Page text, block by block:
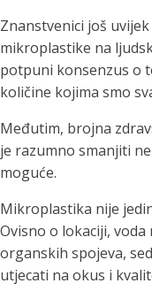
Znanstvenici još
mikroplastike na
potpuni konsenzus o
količine kojima smo
Međutim, brojna
je razumno smanjiti
moguće.
Mikroplastika nije
Ovisno o lokaciji,
organskih spojeva,
utjecati na okus i